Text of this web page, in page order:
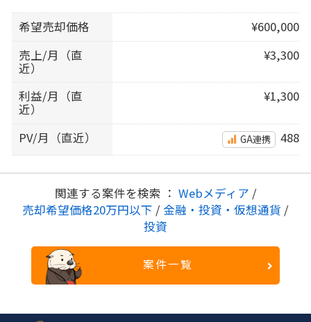
希望売却価格
¥600,000
売上/月（直
近）
¥3,300
利益/月（直
近）
¥1,300
PV/月（直近） GA連携 488
関連する案件を検索 ： Webメディア /
売却希望価格20万円以下 / 金融・投資・仮想通貨 /
投資
案件一覧